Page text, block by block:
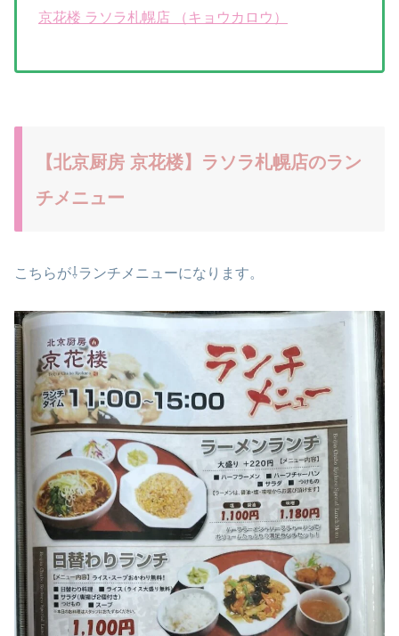
京花楼 ラソラ札幌店 （キョウカロウ）
【北京厨房 京花楼】ラソラ札幌店のラン
チメニュー
こちらが⇩ランチメニューになります。